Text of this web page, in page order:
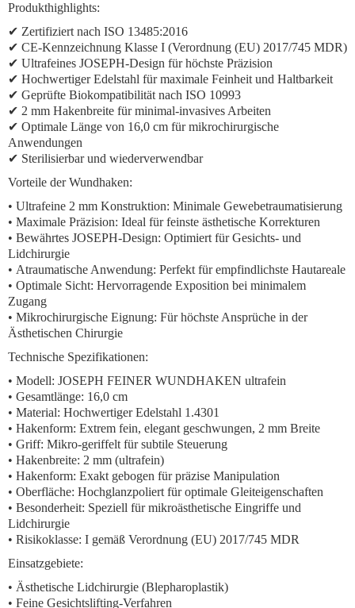
Produkthighlights:
✔ Zertifiziert nach ISO 13485:2016
✔ CE-Kennzeichnung Klasse I (Verordnung (EU) 2017/745 MDR)
✔ Ultrafeines JOSEPH-Design für höchste Präzision
✔ Hochwertiger Edelstahl für maximale Feinheit und Haltbarkeit
✔ Geprüfte Biokompatibilität nach ISO 10993
✔ 2 mm Hakenbreite für minimal-invasives Arbeiten
✔ Optimale Länge von 16,0 cm für mikrochirurgische
Anwendungen
✔ Sterilisierbar und wiederverwendbar
Vorteile der Wundhaken:
• Ultrafeine 2 mm Konstruktion: Minimale Gewebetraumatisierung
• Maximale Präzision: Ideal für feinste ästhetische Korrekturen
• Bewährtes JOSEPH-Design: Optimiert für Gesichts- und
Lidchirurgie
• Atraumatische Anwendung: Perfekt für empfindlichste Hautareale
• Optimale Sicht: Hervorragende Exposition bei minimalem
Zugang
• Mikrochirurgische Eignung: Für höchste Ansprüche in der
Ästhetischen Chirurgie
Technische Spezifikationen:
• Modell: JOSEPH FEINER WUNDHAKEN ultrafein
• Gesamtlänge: 16,0 cm
• Material: Hochwertiger Edelstahl 1.4301
• Hakenform: Extrem fein, elegant geschwungen, 2 mm Breite
• Griff: Mikro-geriffelt für subtile Steuerung
• Hakenbreite: 2 mm (ultrafein)
• Hakenform: Exakt gebogen für präzise Manipulation
• Oberfläche: Hochglanzpoliert für optimale Gleiteigenschaften
• Besonderheit: Speziell für mikroästhetische Eingriffe und
Lidchirurgie
• Risikoklasse: I gemäß Verordnung (EU) 2017/745 MDR
Einsatzgebiete:
• Ästhetische Lidchirurgie (Blepharoplastik)
• Feine Gesichtslifting-Verfahren